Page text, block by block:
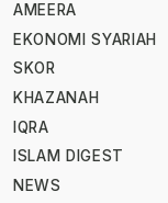
AMEERA
EKONOMI SYARIAH
SKOR
KHAZANAH
IQRA
ISLAM DIGEST
NEWS